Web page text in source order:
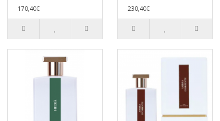
170,40€
230,40€